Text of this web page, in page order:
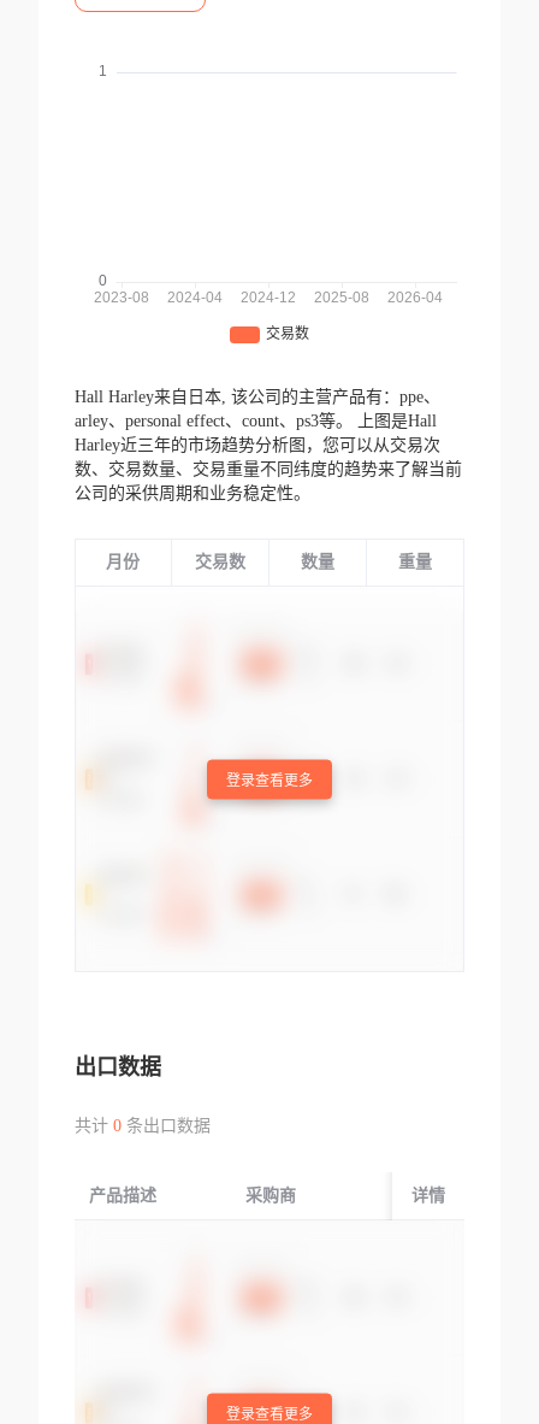
Hall Harley来自日本, 该公司的主营产品有：ppe、
arley、personal effect、count、ps3等。
上图是Hall
Harley近三年的市场趋势分析图，您可以从交易次
数、交易数量、交易重量不同纬度的趋势来了解当前
公司的采供周期和业务稳定性。
月份 交易数 数量 重量
登录查看更多
出口数据
共计 0条出口数据
产品描述 采购商 起运国/地区
详情
登录查看更多